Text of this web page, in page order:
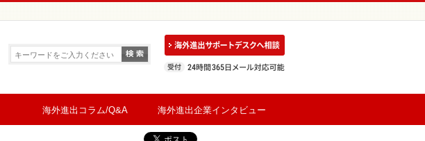
海外進出コラム/Q&A 海外進出企業インタビュー